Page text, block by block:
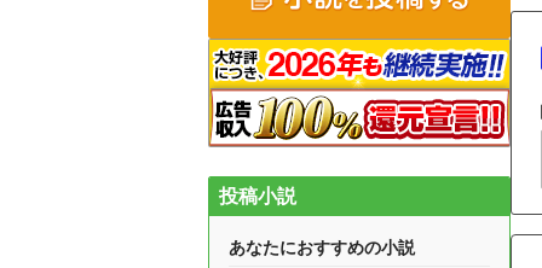
投稿小説
あなたにおすすめの小説